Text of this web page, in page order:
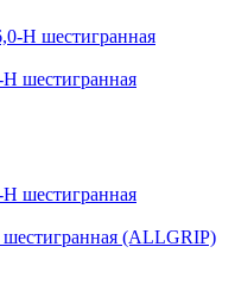
шестигранная
(ALLGRIP)